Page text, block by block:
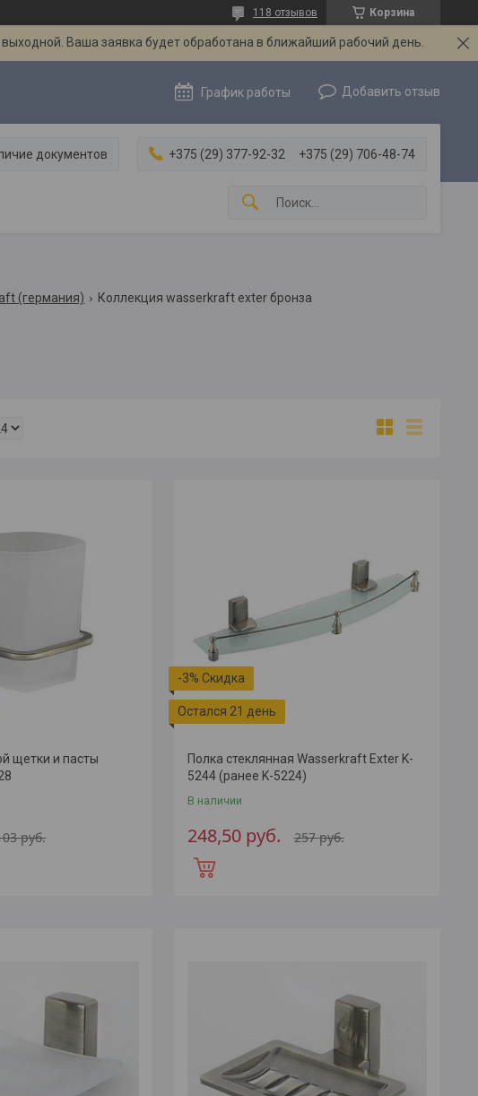
Корзина
118 отзывов
Ваша заявка будет обработана в ближайший рабочий день.
График работы Добавить отзыв
документов +375 (29) 377-92-32 +375 (29) 706-48-74
(германия) Коллекция wasserkraft exter бронза
щетки и пасты
руб.
-3%
Остался 21 день
Полка стеклянная Wasserkraft Exter K-
5244 (ранее K-5224)
В наличии
257руб.
248,50 руб.